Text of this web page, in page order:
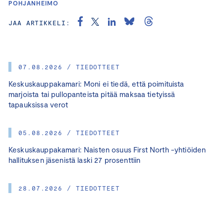
07.08.2026 / TIEDOTTEET
Keskuskauppakamari: Moni ei tiedä, että poimituista
marjoista tai pullopanteista pitää maksaa tietyissä
tapauksissa verot
05.08.2026 / TIEDOTTEET
Keskuskauppakamari: Naisten osuus First North -yhtiöiden
hallituksen jäsenistä laski 27 prosenttiin
28.07.2026 / TIEDOTTEET
POHJANHEIMO
JAA ARTIKKELI: